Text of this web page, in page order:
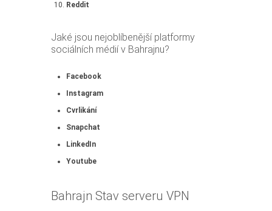
Reddit
Jaké jsou nejoblíbenější platformy
sociálních médií v Bahrajnu?
Facebook
Instagram
Cvrlikání
Snapchat
LinkedIn
Youtube
Bahrajn Stav serveru VPN